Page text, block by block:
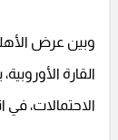
وبين عرض
القارة
الاحتمالات، في